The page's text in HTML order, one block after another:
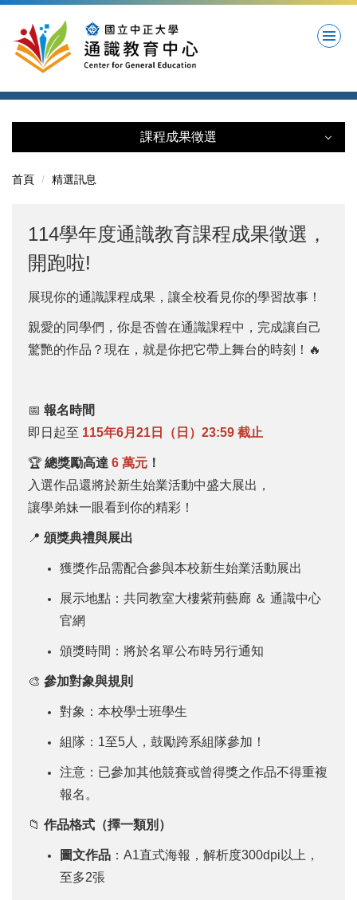
主
容
課程成果徵選
徵選實施要點
歷屆獲獎作品
首頁 精選訊息
114學年度通識教育課程成果徵選，
開跑啦!
展現你的通識課程成果，讓全校看見你的學習故事！
親愛的同學們，你是否曾在通識課程中，完成讓自己
驚艷的作品？現在，就是你把它帶上舞台的時刻！🔥
📅 報名時間
即日起至 115年6月21日（日）23:59 截止
🏆 總獎勵高達 6 萬元 ！
入選作品還將於新生始業活動中盛大展出，
讓學弟妹一眼看到你的精彩！
📍 頒獎典禮與展出
獲獎作品需配合參與本校新生始業活動展出
展示地點：共同教室大樓紫荊藝廊 ＆ 通識中心
官網
頒獎時間：將於名單公布時另行通知
🎨 參加對象與規則
對象：本校學士班學生
組隊：1至5人，鼓勵跨系組隊參加！
注意：已參加其他競賽或曾得獎之作品不得重複
報名。
📁 作品格式（擇一類別）
圖文作品 ：A1直式海報，解析度300dpi以上，
至多2張